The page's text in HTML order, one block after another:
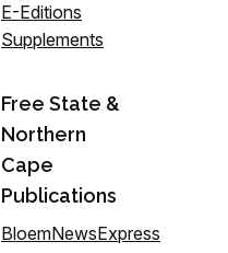
E-Editions
Supplements
Free State &
Northern
Cape
Publications
BloemNewsExpress